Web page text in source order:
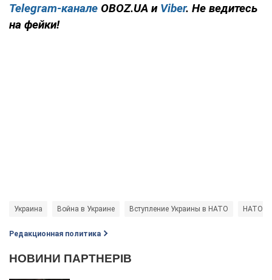
Telegram-канале OBOZ.UA и Viber. Не ведитесь
на фейки!
Украина Война в Украине Вступление Украины в НАТО НАТО
Редакционная политика